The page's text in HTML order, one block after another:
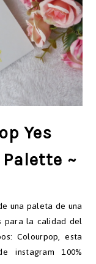
Yes
~
una paleta de una
para la calidad del
Colourpop, esta
instagram 100%